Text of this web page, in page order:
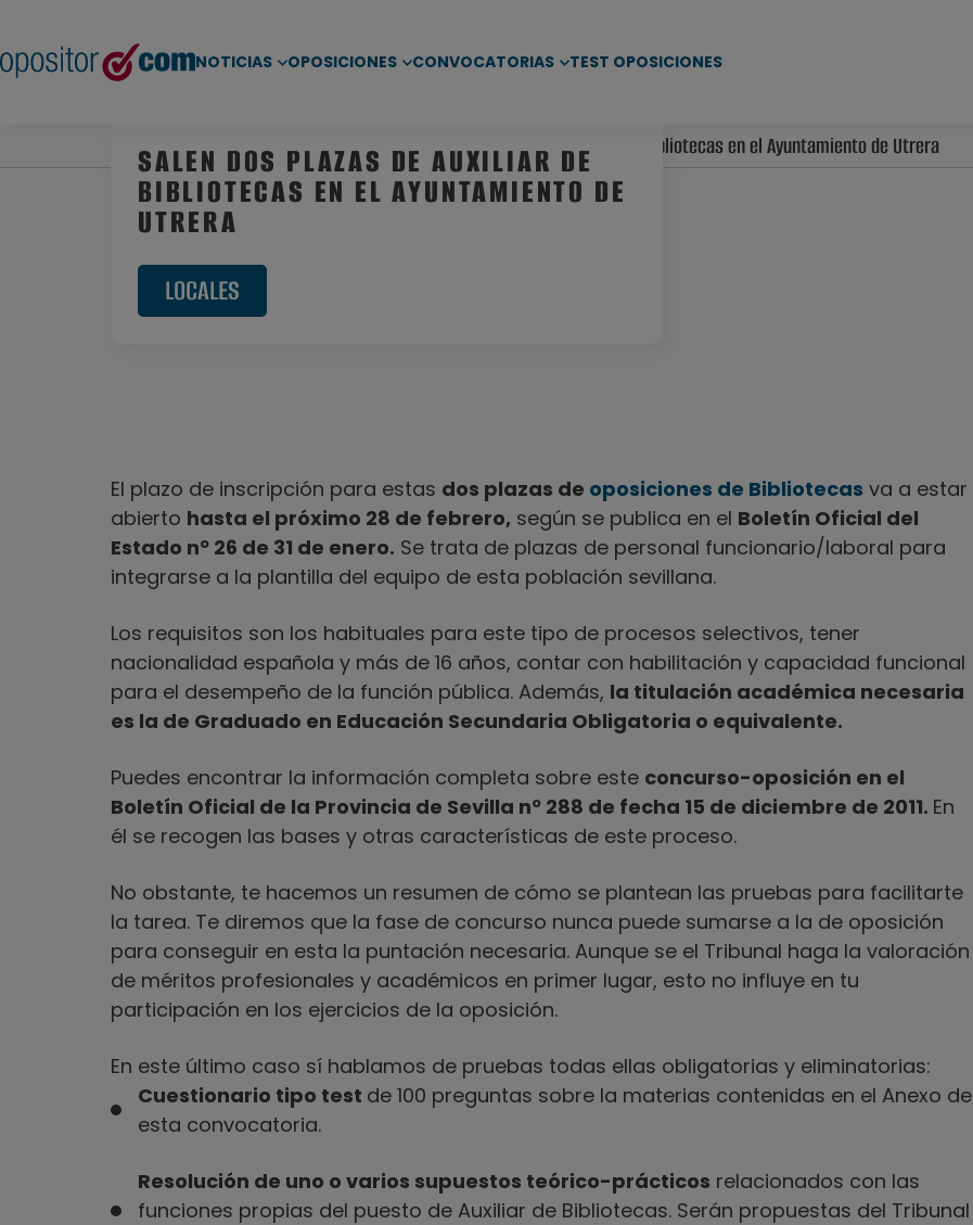
NOTICIAS OPOSICIONES CONVOCATORIAS TEST OPOSICIONES
Inicio/ Noticias/Oposiciones Locales/ Salen dos plazas de Auxiliar de Bibliotecas en el Ayuntamiento de Utrera
SALEN DOS PLAZAS DE AUXILIAR DE
BIBLIOTECAS EN EL AYUNTAMIENTO DE
UTRERA
LOCALES
El plazo de inscripción para estas dos plazas de oposiciones de Bibliotecas va a estar
abierto hasta el próximo 28 de febrero, según se publica en el Boletín Oficial del
Estado nº 26 de 31 de enero. Se trata de plazas de personal funcionario/laboral para
integrarse a la plantilla del equipo de esta población sevillana.
Los requisitos son los habituales para este tipo de procesos selectivos, tener
nacionalidad española y más de 16 años, contar con habilitación y capacidad funcional
para el desempeño de la función pública. Además, la titulación académica necesaria
es la de Graduado en Educación Secundaria Obligatoria o equivalente.
Puedes encontrar la información completa sobre este concurso-oposición en el
Boletín Oficial de la Provincia de Sevilla nº 288 de fecha 15 de diciembre de 2011. En
él se recogen las bases y otras características de este proceso.
No obstante, te hacemos un resumen de cómo se plantean las pruebas para facilitarte
la tarea. Te diremos que la fase de concurso nunca puede sumarse a la de oposición
para conseguir en esta la puntación necesaria. Aunque se el Tribunal haga la valoración
de méritos profesionales y académicos en primer lugar, esto no influye en tu
participación en los ejercicios de la oposición.
En este último caso sí hablamos de pruebas todas ellas obligatorias y eliminatorias:
Cuestionario tipo test de 100 preguntas sobre la materias contenidas en el Anexo de
esta convocatoria.
Resolución de uno o varios supuestos teórico-prácticos relacionados con las
funciones propias del puesto de Auxiliar de Bibliotecas. Serán propuestas del Tribunal